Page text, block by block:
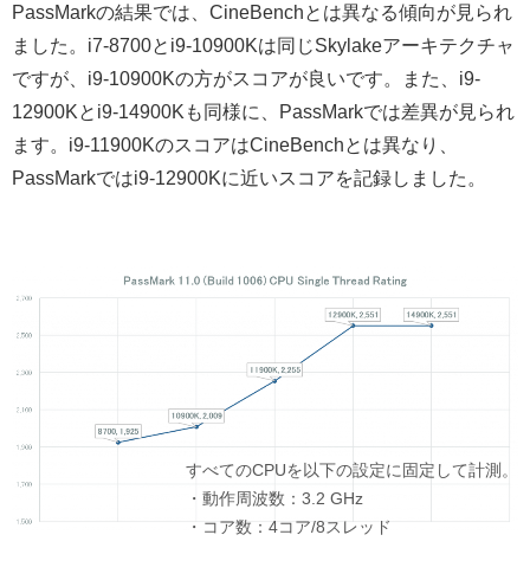
PassMarkの結果では、CineBenchとは異なる傾向が見られ
ました。i7-8700とi9-10900Kは同じSkylakeアーキテクチャ
ですが、i9-10900Kの方がスコアが良いです。また、i9-
12900Kとi9-14900Kも同様に、PassMarkでは差異が見られ
ます。i9-11900KのスコアはCineBenchとは異なり、
PassMarkではi9-12900Kに近いスコアを記録しました。